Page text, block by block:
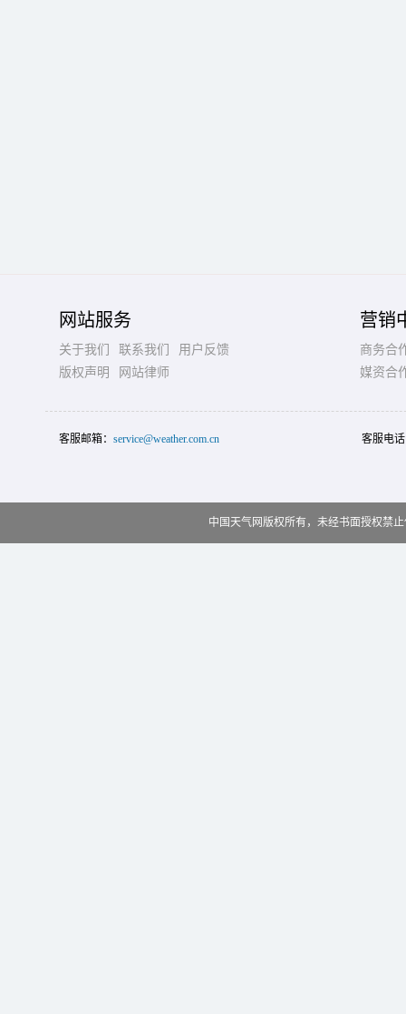
网站服务
关于我们 联系我们
用户反馈
版权声明
网站律师
营销
商务合
媒资合
客服邮箱： service@weather.com.cn 客服电
中国天气网版权所有，未经书面授权